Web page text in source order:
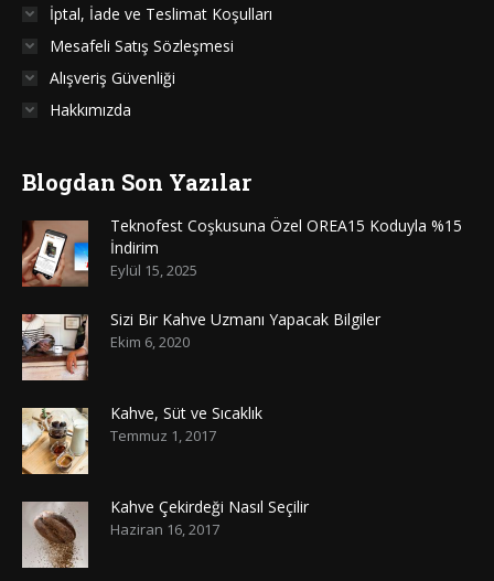
İptal, İade ve Teslimat Koşulları
Mesafeli Satış Sözleşmesi
Alışveriş Güvenliği
Hakkımızda
Blogdan Son Yazılar
Teknofest Coşkusuna Özel OREA15 Koduyla %15
İndirim
Eylül 15, 2025
Sizi Bir Kahve Uzmanı Yapacak Bilgiler
Ekim 6, 2020
Kahve, Süt ve Sıcaklık
Temmuz 1, 2017
Kahve Çekirdeği Nasıl Seçilir
Haziran 16, 2017